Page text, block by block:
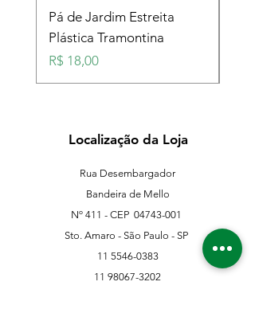
Pá de Jardim Estreita
Plástica Tramontina
Preço
R$ 18,00
Localização da Loja
Rua Desembargador
Bandeira de Mello
Nº 411 - CEP 04743-001
Sto. Amaro - São Paulo - SP
11 5546-0383
11 98067-3202